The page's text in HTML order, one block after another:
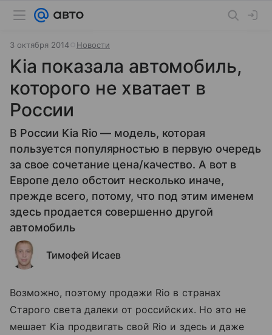
3 октября 2014 Новости
Kia показала автомобиль,
которого не хватает в
России
В России Kia Rio — модель, которая
пользуется популярностью в первую очередь
за свое сочетание цена/качество. А вот в
Европе дело обстоит несколько иначе,
прежде всего, потому, что под этим именем
здесь продается совершенно другой
автомобиль
Тимофей Исаев
Возможно, поэтому продажи Rio в странах
Старого света далеки от российских. Но это не
мешает Kia продвигать свой Rio и здесь и даже